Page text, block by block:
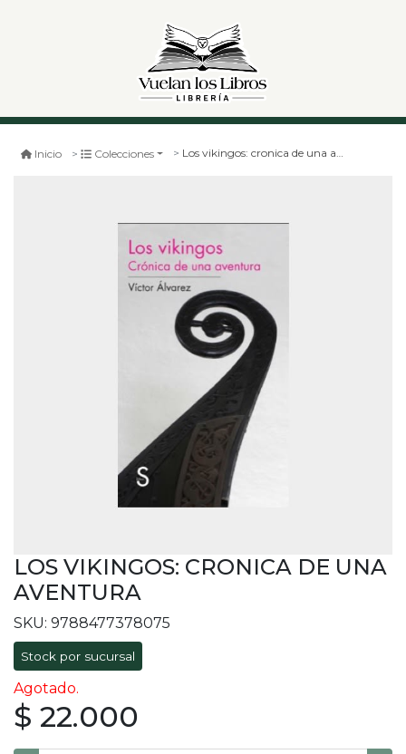
Inicio Colecciones Los vikingos: cronica de una aventura
LOS VIKINGOS: CRONICA DE UNA
AVENTURA
SKU: 9788477378075
Stock por sucursal
Agotado.
$ 22.000